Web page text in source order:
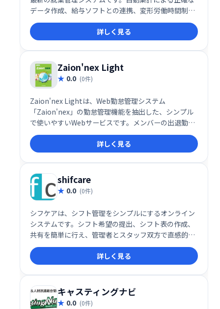
データ作成、給与ソフトとの連携、変形労働時間制へ
の対応など、あらゆるニーズに対応します。時間に関
する情報を完全に把握・活用することで、業務効率の
向上とコスト削減を実現します。
詳しく見る
Zaion'nex Light
0.0 (0件)
Zaion'nex Lightは、Web勤怠管理システム
「Zaion'nex」の勤怠管理機能を抽出した、シンプル
で使いやすいWebサービスです。メンバーの出退勤情
報を効率的に管理でき、業務の負担を軽減します。
Webブラウザからアクセス可能で、導入も容易です。
詳しく見る
shifcare
0.0 (0件)
シフケアは、シフト管理をシンプルにするオンライン
システムです。シフト希望の提出、シフト表の作成、
共有を簡単に行え、管理者とスタッフ双方で直感的に
操作できます。月額一人30円という低価格で、難しい
設定も不要です。今すぐ、スムーズなシフト管理を始
めましょう！
詳しく見る
キャスティングナビ
0.0 (0件)